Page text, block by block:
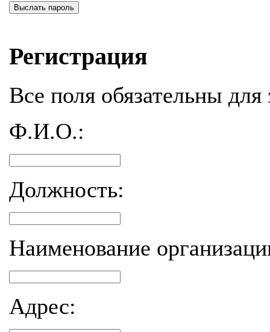
Выслать пароль
Регистрация
Все поля обязательны для
Ф.И.О.:
Должность:
Наименование
Адрес: